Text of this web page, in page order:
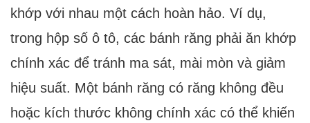
khớp với nhau một cách hoàn hảo. Ví dụ,
trong hộp số ô tô, các bánh răng phải ăn khớp
chính xác để tránh ma sát, mài mòn và giảm
hiệu suất. Một bánh răng có răng không đều
hoặc kích thước không chính xác có thể khiến